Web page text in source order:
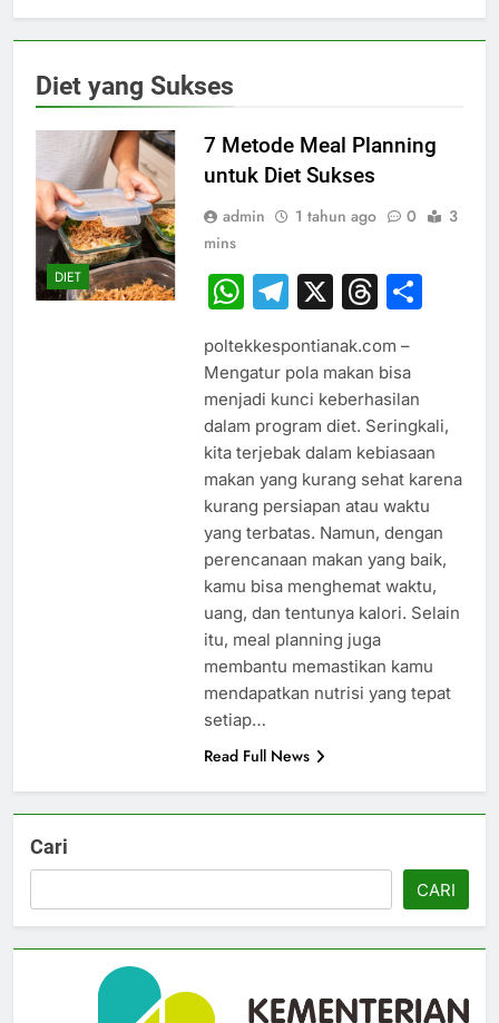
Diet yang Sukses
DIET
7 Metode Meal Planning
untuk Diet Sukses
admin 1 tahun ago 0
3
mins
WhatsApp
Telegram
X
poltekkespontianak.com –
Mengatur pola makan bisa
menjadi kunci keberhasilan
dalam program diet. Seringkali,
kita terjebak dalam kebiasaan
makan yang kurang sehat karena
kurang persiapan atau waktu
yang terbatas. Namun, dengan
perencanaan makan yang baik,
kamu bisa menghemat waktu,
uang, dan tentunya kalori. Selain
itu, meal planning juga
membantu memastikan kamu
mendapatkan nutrisi yang tepat
setiap…
Read Full News
Cari
CARI